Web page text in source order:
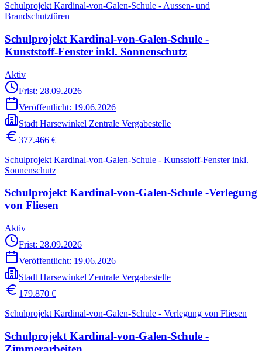
Schulprojekt Kardinal-von-Galen-Schule - Aussen- und
Brandschutztüren
Schulprojekt Kardinal-von-Galen-Schule -
Kunststoff-Fenster inkl. Sonnenschutz
Aktiv
Frist: 28.09.2026
Veröffentlicht: 19.06.2026
Stadt Harsewinkel Zentrale Vergabestelle
377.466 €
Schulprojekt Kardinal-von-Galen-Schule - Kunsstoff-Fenster inkl.
Sonnenschutz
Schulprojekt Kardinal-von-Galen-Schule -Verlegung
von Fliesen
Aktiv
Frist: 28.09.2026
Veröffentlicht: 19.06.2026
Stadt Harsewinkel Zentrale Vergabestelle
179.870 €
Schulprojekt Kardinal-von-Galen-Schule - Verlegung von Fliesen
Schulprojekt Kardinal-von-Galen-Schule -